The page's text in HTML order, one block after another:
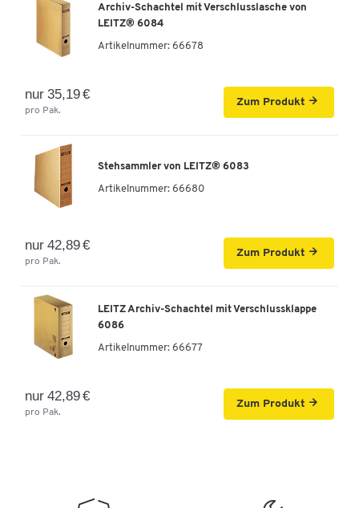
Archiv-Schachtel mit Verschlusslasche von
LEITZ® 6084
Artikelnummer: 66678
nur 35,19 €
pro Pak.
Zum Produkt
Stehsammler von LEITZ® 6083
Artikelnummer: 66680
nur 42,89 €
pro Pak.
Zum Produkt
LEITZ Archiv-Schachtel mit Verschlussklappe
6086
Artikelnummer: 66677
nur 42,89 €
pro Pak.
Zum Produkt